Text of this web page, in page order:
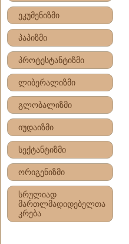
ეკუმენიზმი
პაპიზმი
პროტესტანტიზმი
ლიბერალიზმი
გლობალიზმი
იუდაიზმი
სექტანტიზმი
ორიგენიზმი
სრულიად
მართლმადიდებელთა
კრება